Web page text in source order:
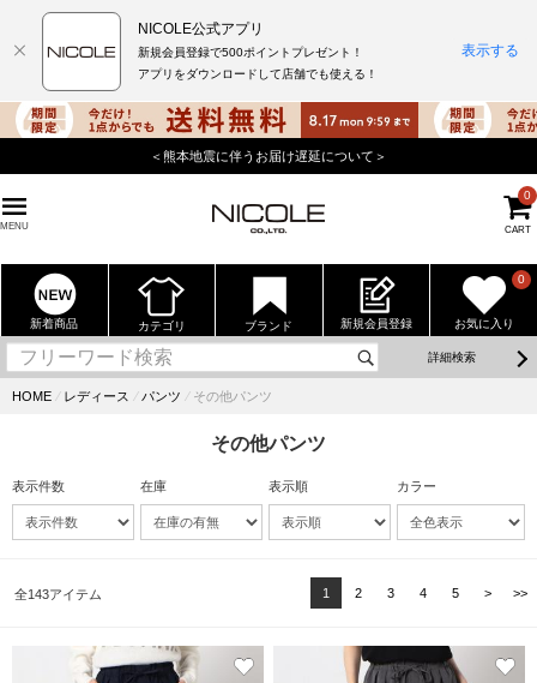
＜熊本地震に伴うお届け遅延について＞
MENU CART
0
新着商品 カテゴリ ブランド 新規会員登録 お気に入り
0
詳細検索
HOME ⁄ レディース ⁄ パンツ ⁄ その他パンツ
その他パンツ
表示件数 在庫 表示順 カラー
全143アイテム 1 2 3 4 5 > >>
NICOLE公式アプリ
新規会員登録で500ポイントプレゼント！
アプリをダウンロードして店舗でも使える！
表示する